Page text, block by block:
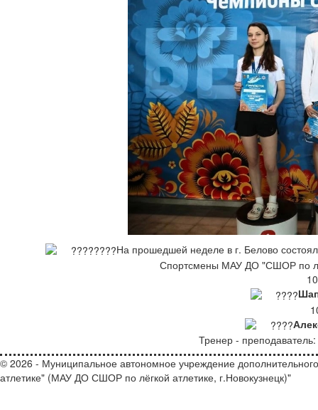
На прошедшей неделе в г. Белово
Спортсмены МАУ ДО "СШОР по
Тренер -
© 2026 - Муниципальное автономное учреждение
атлетике" (МАУ ДО СШОР по лёгкой атлетике, г.Новокузнецк)"